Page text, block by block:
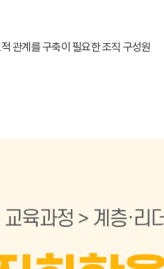
관계를 구축이 필요한 조직 구성원